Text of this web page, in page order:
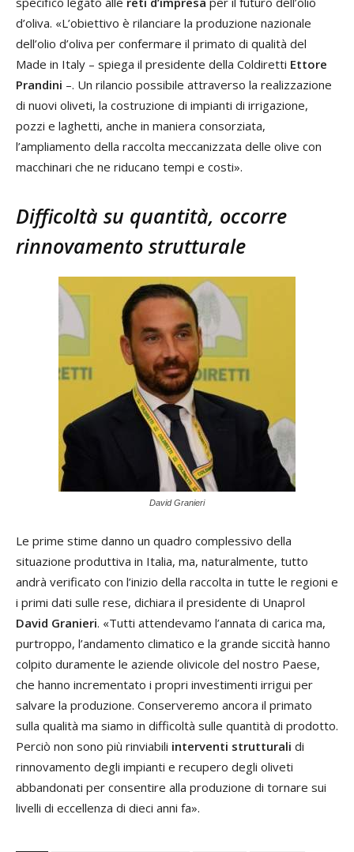
d’oliva. «L’obiettivo è rilanciare la produzione nazionale
dell’olio d’oliva per confermare il primato di qualità del
Made in Italy – spiega il presidente della Coldiretti Ettore
Prandini –. Un rilancio possibile attraverso la realizzazione
di nuovi oliveti, la costruzione di impianti di irrigazione,
pozzi e laghetti, anche in maniera consorziata,
l’ampliamento della raccolta meccanizzata delle olive con
macchinari che ne riducano tempi e costi».
Difficoltà su quantità, occorre
rinnovamento strutturale
David Granieri
Le prime stime danno un quadro complessivo della
situazione produttiva in Italia, ma, naturalmente, tutto
andrà verificato con l’inizio della raccolta in tutte le regioni e
i primi dati sulle rese, dichiara il presidente di Unaprol
David Granieri. «Tutti attendevamo l’annata di carica ma,
purtroppo, l’andamento climatico e la grande siccità hanno
colpito duramente le aziende olivicole del nostro Paese,
che hanno incrementato i propri investimenti irrigui per
salvare la produzione. Conserveremo ancora il primato
sulla qualità ma siamo in difficoltà sulle quantità di prodotto.
Perciò non sono più rinviabili interventi strutturali di
rinnovamento degli impianti e recupero degli oliveti
abbandonati per consentire alla produzione di tornare sui
livelli di eccellenza di dieci anni fa».